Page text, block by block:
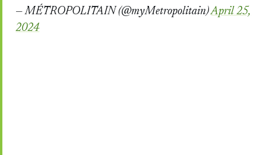
— MÉTROPOLITAIN (@myMetropolitain)April 25,
2024